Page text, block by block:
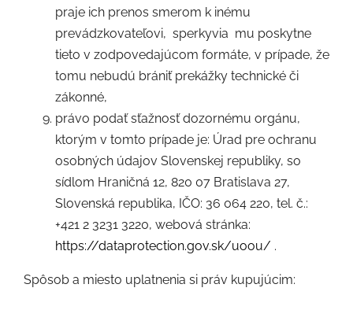
praje ich prenos smerom k inému
prevádzkovateľovi, sperkyvia mu poskytne
tieto v zodpovedajúcom formáte, v prípade, že
tomu nebudú brániť prekážky technické či
zákonné,
právo podať sťažnosť dozornému orgánu,
ktorým v tomto prípade je: Úrad pre ochranu
osobných údajov Slovenskej republiky, so
sídlom Hraničná 12, 820 07 Bratislava 27,
Slovenská republika, IČO: 36 064 220, tel. č.:
+421 2 3231 3220, webová stránka:
https://dataprotection.gov.sk/uoou/ .
Spôsob a miesto uplatnenia si práv kupujúcim: